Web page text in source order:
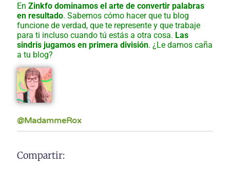
En Zinkfo dominamos el arte de convertir palabras
en resultado. Sabemos cómo hacer que tu blog
funcione de verdad, que te represente y que trabaje
para ti incluso cuando tú estás a otra cosa. Las
sindris jugamos en primera división. ¿Le damos caña
a tu blog?
@MadammeRox
Compartir: